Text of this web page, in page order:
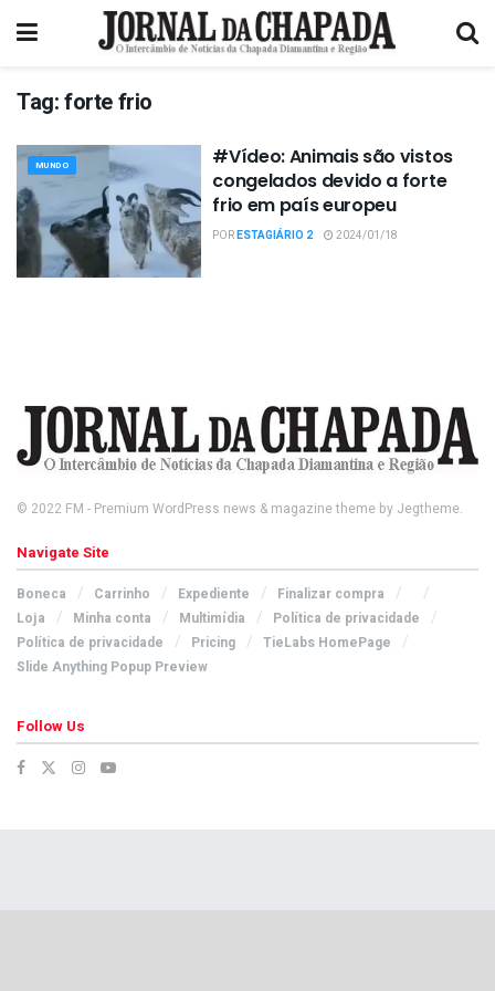
Tag:forte frio
MUNDO
#Vídeo: Animais são vistos
congelados devido a forte
frio em país europeu
PORESTAGIÁRIO 2 2024/01/18
© 2022 FM - Premium WordPress news & magazine theme by Jegtheme.
Navigate Site
Boneca Carrinho Expediente
Finalizar compra
Loja
Minha conta Multimídia
Política de privacidade
Política de privacidade
Pricing
TieLabs HomePage
Slide Anything Popup Preview
Follow Us